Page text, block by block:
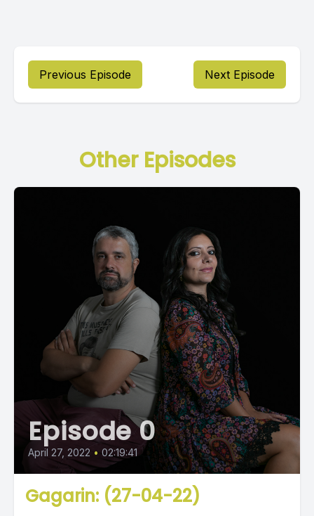
Previous Episode Next Episode
Other Episodes
Episode 0
April 27, 2022 • 02:19:41
Gagarin: (27-04-22)